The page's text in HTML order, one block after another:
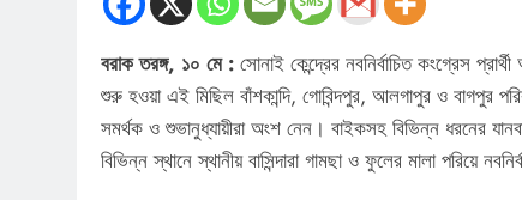
বরাক তরঙ্গ, ১০ মে : সোনাই কেন্দ্রের নবনির্বাচিত কংগ্রেস
শুরু হওয়া এই মিছিল বাঁশকান্দি, গোবিন্দপুর, আলগাপুর ও বাগপুর
সমর্থক ও শুভানুধ্যায়ীরা অংশ নেন। বাইকসহ বিভিন্ন ধরনের
বিভিন্ন স্থানে স্থানীয় বাসিন্দারা গামছা ও ফুলের মালা পরিয়ে